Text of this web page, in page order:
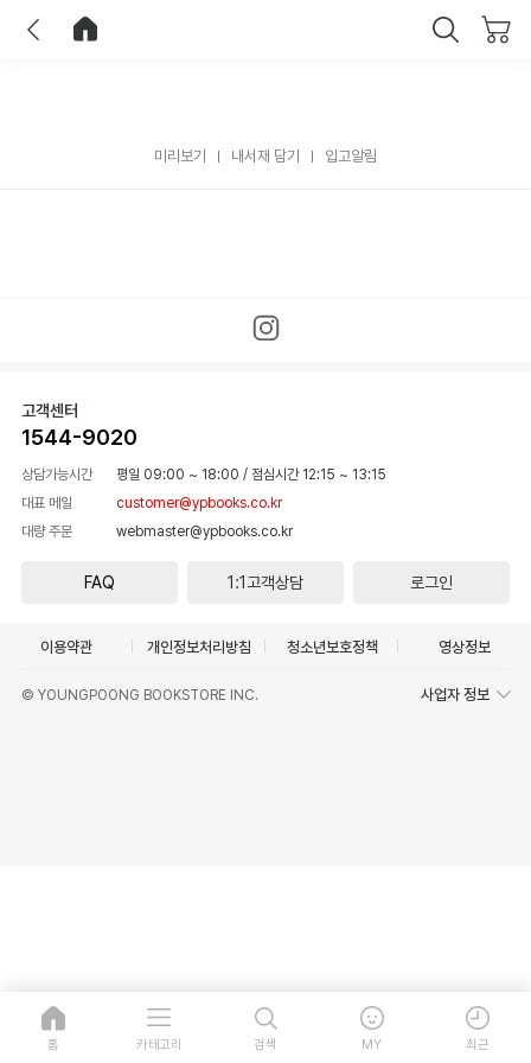
미리보기 내서재 담기 입고알림
고객센터
1544-9020
상담가능시간 평일 09:00 ~ 18:00 / 점심시간 12:15 ~ 13:15
대표 메일
customer@ypbooks.co.kr
대량 주문
webmaster@ypbooks.co.kr
FAQ 1:1고객상담 로그인
이용약관 개인정보처리방침 청소년보호정책 영상정보
© YOUNGPOONG BOOKSTORE INC. 사업자 정보
홈 카테고리 검색 MY 최근